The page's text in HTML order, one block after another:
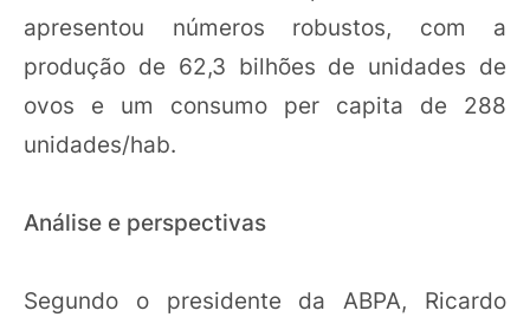
apresentou números robustos, com a
produção de 62,3 bilhões de unidades de
ovos e um consumo per capita de 288
unidades/hab.
Análise e perspectivas
Segundo o presidente da ABPA, Ricardo